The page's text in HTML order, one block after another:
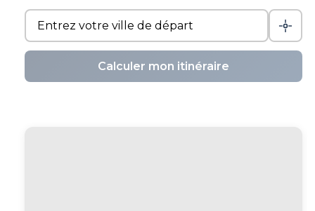
Calculer mon itinéraire